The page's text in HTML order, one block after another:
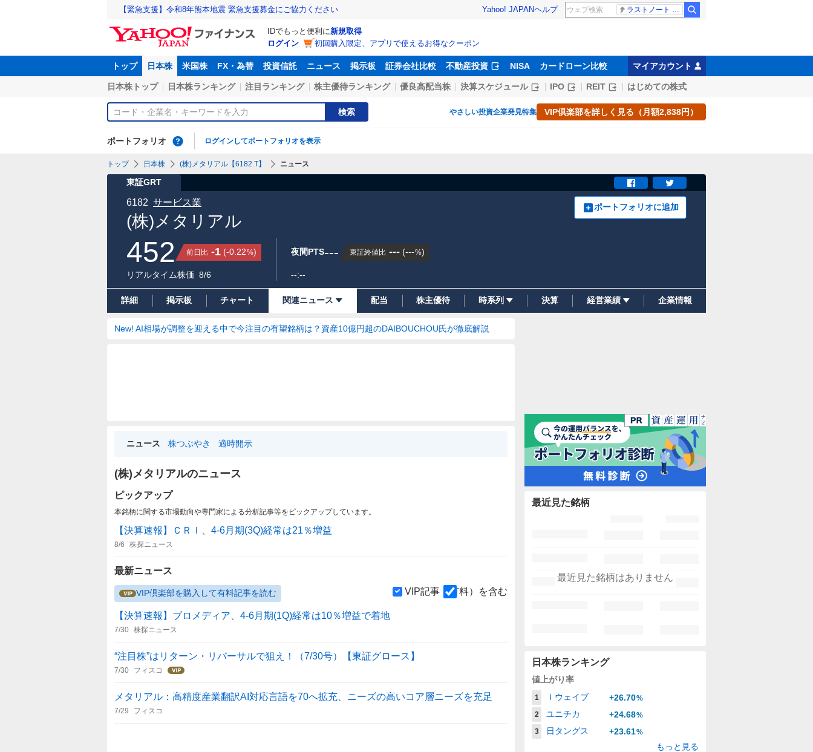
【緊急支援】令和8年熊本地震 緊急支援募金にご協力ください Yahoo! JAPANヘルプ ラストノート 内田有紀
IDでもっと便利に新規取得
ログイン
初回購入限定、アプリで使えるお得なクーポン
トップ 日本株 米国株 FX・為替 投資信託 ニュース 掲示板 証券会社比較 不動産投資 NISA カードローン比較 マイアカウント
日本株トップ 日本株ランキング 注目ランキング 株主優待ランキング 優良高配当株 決算スケジュール IPO REIT はじめての株式
検索 やさしい投資企業発見特集 VIP倶楽部を詳しく見る（月額2,838円）
ポートフォリオ ログインしてポートフォリオを表示
トップ 日本株 (株)メタリアル【6182.T】 ニュース
東証GRT
(株)メタリアル
6182 サービス業 ポートフォリオに追加
452 前日比 -1 (-0.22%)
リアルタイム株価 8/6
夜間PTS--- 東証終値比 --- (---%)
--:--
詳細 掲示板 チャート 関連ニュース 配当 株主優待 時系列 決算 経営業績 企業情報
New! AI相場が調整を迎える中で今注目の有望銘柄は？資産10億円超のDAIBOUCHOU氏が徹底解説
ニュース 株つぶやき 適時開示
(株)メタリアルのニュース
ピックアップ
本銘柄に関する市場動向や専門家による分析記事等をピックアップしています。
【決算速報】ＣＲＩ、4-6月期(3Q)経常は21％増益
8/6 株探ニュース
最新ニュース
VIP倶楽部を購入して有料記事を読む VIP記事（有料）を含む
【決算速報】ブロメディア、4-6月期(1Q)経常は10％増益で着地
7/30 株探ニュース
“注目株”はリターン・リバーサルで狙え！（7/30号）【東証グロース】
7/30 フィスコ
メタリアル：高精度産業翻訳AI対応言語を70へ拡充、ニーズの高いコア層ニーズを充足
7/29 フィスコ
最近見た銘柄
最近見た銘柄はありません
日本株ランキング
値上がり率
1 Ｉウェイブ +26.70%
2
ユニチカ +24.68%
3
日タングス +23.61%
もっと見る